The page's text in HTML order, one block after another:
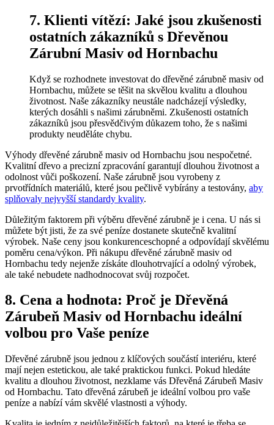
7. Klienti vítězí: Jaké jsou zkušenosti
ostatních zákazníků s Dřevěnou
Zárubní Masiv od Hornbachu
Když se rozhodnete investovat do dřevěné zárubně masiv od
Hornbachu, můžete se těšit na skvělou kvalitu a dlouhou
životnost. Naše zákazníky neustále nadcházejí výsledky,
kterých dosáhli s našimi zárubněmi. Zkušenosti ostatních
zákazníků jsou přesvědčivým důkazem toho, že s našimi
produkty neuděláte chybu.
Výhody dřevěné zárubně masiv od Hornbachu jsou nespočetné.
Kvalitní dřevo a precizní zpracování garantují dlouhou životnost a
odolnost vůči poškození. Naše zárubně jsou vyrobeny z
prvotřídních materiálů, které jsou pečlivě vybírány a testovány, aby
splňovaly nejvyšší standardy kvality.
Důležitým faktorem při výběru dřevěné zárubně je i cena. U nás si
můžete být jisti, že za své peníze dostanete skutečně kvalitní
výrobek. Naše ceny jsou konkurenceschopné a odpovídají skvělému
poměru cena/výkon. Při nákupu dřevěné zárubně masiv od
Hornbachu tedy nejenže získáte dlouhotrvající a odolný výrobek,
ale také nebudete nadhodnocovat svůj rozpočet.
8. Cena a hodnota: Proč je Dřevěná
Zárubeň Masiv od Hornbachu ideální
volbou pro Vaše peníze
Dřevěné zárubně jsou jednou z klíčových součástí interiéru, které
mají nejen estetickou, ale také praktickou funkci. Pokud hledáte
kvalitu a dlouhou životnost, nezklame vás Dřevěná Zárubeň Masiv
od Hornbachu. Tato dřevěná zárubeň je ideální volbou pro vaše
peníze a nabízí vám skvělé vlastnosti a výhody.